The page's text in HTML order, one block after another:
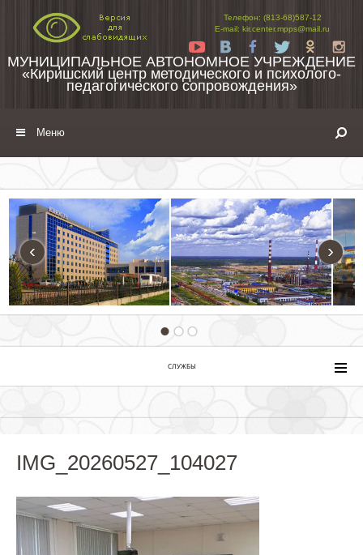
Телефон: (813-68)587-12
E-mail: kir.center.mpps@mail.ru
Yt
Tw
МУНИЦИПАЛЬНОЕ АВТОНОМНОЕ УЧРЕЖДЕНИЕ
«Киришский центр методического и психолого-
педагогического сопровождения»
Меню
‹ ›
СЛУЖБЫ
IMG_20260527_104027